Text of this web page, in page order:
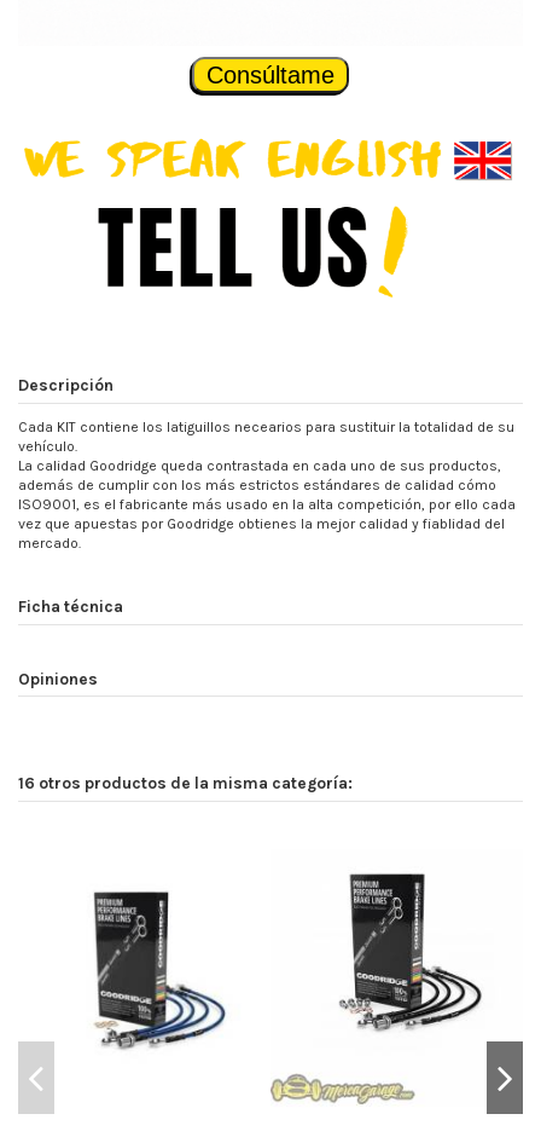
Consúltame
Descripción
Cada KIT contiene los latiguillos necearios para sustituir la totalidad de su
vehículo.
La calidad Goodridge queda contrastada en cada uno de sus productos,
además de cumplir con los más estrictos estándares de calidad cómo
ISO9001, es el fabricante más usado en la alta competición, por ello cada
vez que apuestas por Goodridge obtienes la mejor calidad y fiablidad del
mercado.
Ficha técnica
Opiniones
16 otros productos de la misma categoría: